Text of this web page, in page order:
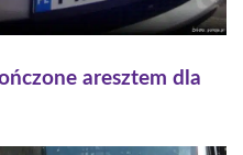
aresztem dla